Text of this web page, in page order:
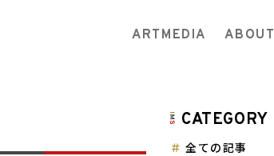
ARTMEDIA ABOUT
CATEGORY
全ての記事